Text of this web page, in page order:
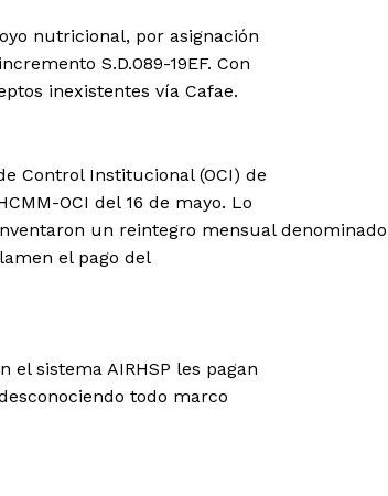
Prensa
nutricional, por asignación
S.D.089-19EF. Con
inexistentes vía Cafae.
Control Institucional (OCI) de
OCI del 16 de mayo. Lo
un reintegro mensual denominado
el pago del
sistema AIRHSP les pagan
todo marco